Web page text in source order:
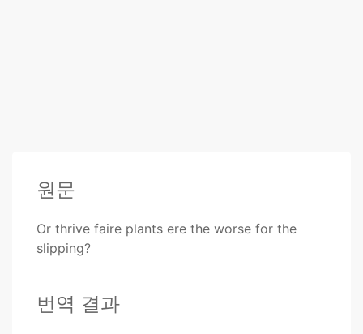
원문
Or thrive faire plants ere the worse for the
slipping?
번역 결과